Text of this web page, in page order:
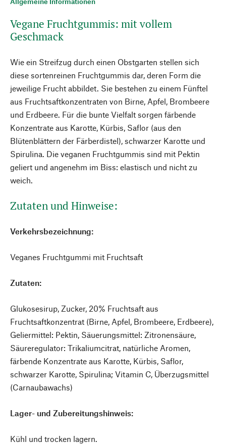
Vegane Fruchtgummis: mit vollem
Geschmack
Wie ein Streifzug durch einen Obstgarten stellen sich
diese sortenreinen Fruchtgummis dar, deren Form die
jeweilige Frucht abbildet. Sie bestehen zu einem Fünftel
aus Fruchtsaftkonzentraten von Birne, Apfel, Brombeere
und Erdbeere. Für die bunte Vielfalt sorgen färbende
Konzentrate aus Karotte, Kürbis, Saflor (aus den
Blütenblättern der Färberdistel), schwarzer Karotte und
Spirulina. Die veganen Fruchtgummis sind mit Pektin
geliert und angenehm im Biss: elastisch und nicht zu
weich.
Zutaten und Hinweise:
Verkehrsbezeichnung:
Veganes Fruchtgummi mit Fruchtsaft
Zutaten:
Glukosesirup, Zucker, 20% Fruchtsaft aus
Fruchtsaftkonzentrat (Birne, Apfel, Brombeere, Erdbeere),
Geliermittel: Pektin, Säuerungsmittel: Zitronensäure,
Säureregulator: Trikaliumcitrat, natürliche Aromen,
färbende Konzentrate aus Karotte, Kürbis, Saflor,
schwarzer Karotte, Spirulina; Vitamin C, Überzugsmittel
(Carnaubawachs)
Lager- und Zubereitungshinweis:
Kühl und trocken lagern.